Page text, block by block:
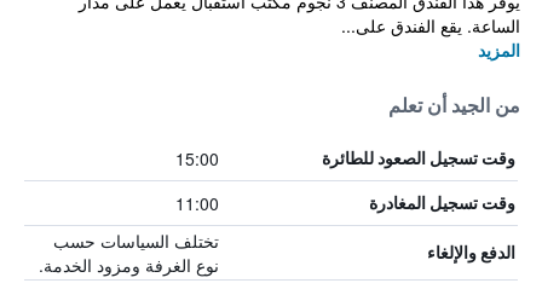
الساعة. يقع الفندق على...
المزيد
من الجيد أن تعلم
وقت تسجيل الصعود للطائرة 15:00
وقت تسجيل المغادرة 11:00
الدفع والإلغاء
تختلف السياسات حسب
نوع الغرفة ومزود الخدمة.